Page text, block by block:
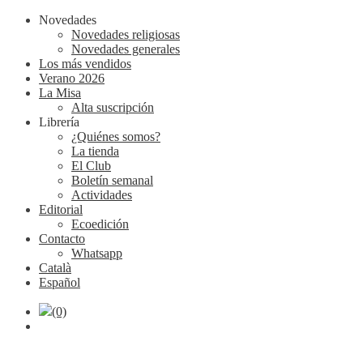
Novedades
Novedades religiosas
Novedades generales
Los más vendidos
Verano 2026
La Misa
Alta suscripción
Librería
¿Quiénes somos?
La tienda
El Club
Boletín semanal
Actividades
Editorial
Ecoedición
Contacto
Whatsapp
Català
Español
(0)